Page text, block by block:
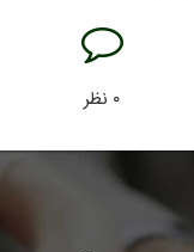
۰ نظر